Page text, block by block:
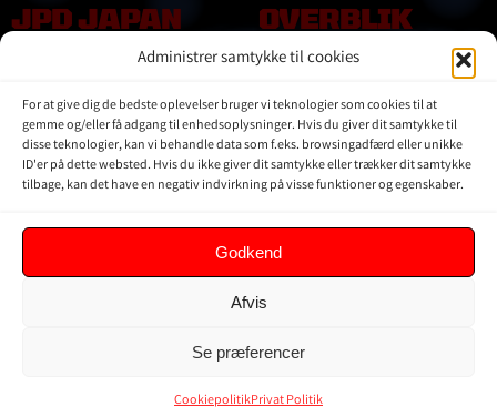
Administrer samtykke til cookies
For at give dig de bedste oplevelser bruger vi teknologier som cookies til at
gemme og/eller få adgang til enhedsoplysninger. Hvis du giver dit samtykke til
disse teknologier, kan vi behandle data som f.eks. browsingadfærd eller unikke
ID'er på dette websted. Hvis du ikke giver dit samtykke eller trækker dit samtykke
tilbage, kan det have en negativ indvirkning på visse funktioner og egenskaber.
Godkend
Afvis
Se præferencer
CookiepolitikPrivat Politik
JPD JAPAN
DENMARK
Kontakt Os
Om JPD Japan Denmark
Handelsbetingelser
Privat Politik
OVERBLIK
Online shop
Vores Mærker